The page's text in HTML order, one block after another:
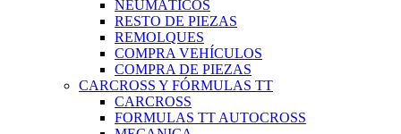
NEUMÁTICOS
RESTO DE PIEZAS
REMOLQUES
COMPRA VEHÍCULOS
COMPRA DE PIEZAS
CARCROSS Y FÓRMULAS TT
CARCROSS
FORMULAS TT AUTOCROSS